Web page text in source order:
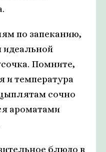
по запеканию,
идеальной
Помните,
и температура
сочно
ароматами
блюдо в